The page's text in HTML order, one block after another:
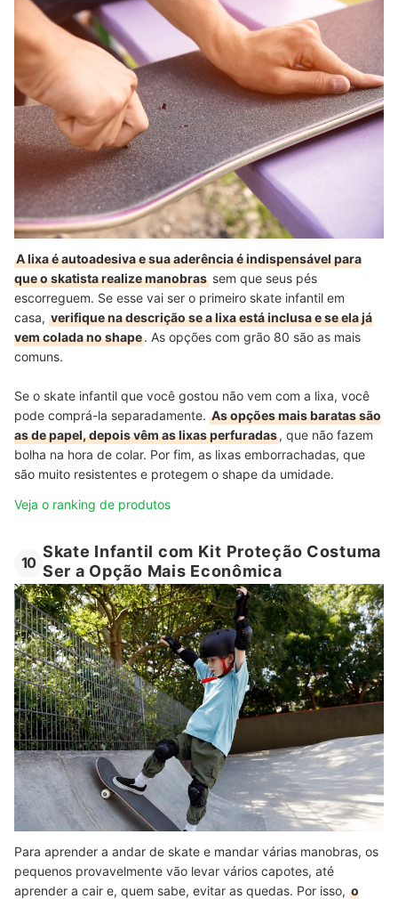
A lixa é autoadesiva e sua aderência é indispensável para
que o skatista realize manobras sem que seus pés
escorreguem. Se esse vai ser o primeiro skate infantil em
casa, verifique na descrição se a lixa está inclusa e se ela já
vem colada no shape. As opções com grão 80 são as mais
comuns.
Se o skate infantil que você gostou não vem com a lixa, você
pode comprá-la separadamente. As opções mais baratas são
as de papel, depois vêm as lixas perfuradas, que não fazem
bolha na hora de colar. Por fim, as lixas emborrachadas, que
são muito resistentes e protegem o shape da umidade.
Veja o ranking de produtos
10
Skate Infantil com Kit Proteção Costuma
Ser a Opção Mais Econômica
Para aprender a andar de skate e mandar várias manobras, os
pequenos provavelmente vão levar vários capotes, até
aprender a cair e, quem sabe, evitar as quedas. Por isso, o